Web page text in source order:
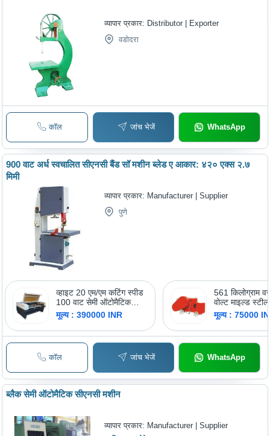
व्यापार प्रकार: Distributor | Exporter
वडोदरा
कॉल जांच भेजें WhatsApp
900 वाट अर्ध स्वचालित सीएनसी बैंड सॉ मशीन ब्लेड ए आकार: ४२० एक्स २.७
मिमी
व्यापार प्रकार: Manufacturer | Supplier
पुणे
व्हाइट 20 एम/एम कटिंग स्पीड
100 वाट सेमी ऑटोमैटिक
ऐक्रेलिक लेजर कटिंग मशीन
मूल्य : 390000 INR
561 किलोग्राम
वोल्ट माइल्ड
बार कटिंग मशीन
आकार:
मूल्य : 75000
कॉल जांच भेजें WhatsApp
ब्लैक सेमी ऑटोमैटिक सीएनसी मशीन
व्यापार प्रकार: Manufacturer | Supplier